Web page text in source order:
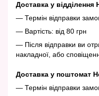
Доставка у відділення
— Термін відправки
— Вартість: від 80 грн
— Після відправки ви
накладної, або
Доставка у поштомат
— Термін відправки